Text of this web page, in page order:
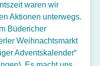
waren wir
Aktionen unterwegs.
Büdericher
Weihnachtsmarkt
Adventskalender“